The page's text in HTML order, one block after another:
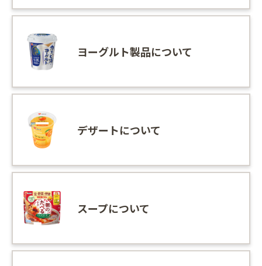
ヨーグルト製品について
デザートについて
スープについて